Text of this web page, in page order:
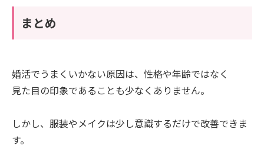
まとめ
婚活でうまくいかない原因は、性格や年齢ではなく
見た目の印象であることも少なくありません。
しかし、服装やメイクは少し意識するだけで改善できま
す。